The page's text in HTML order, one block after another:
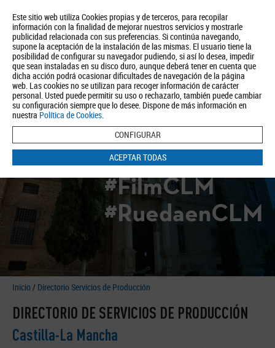
Este sitio web utiliza Cookies propias y de terceros, para recopilar
información con la finalidad de mejorar nuestros servicios y mostrarle
publicidad relacionada con sus preferencias. Si continúa navegando,
supone la aceptación de la instalación de las mismas. El usuario tiene la
posibilidad de configurar su navegador pudiendo, si así lo desea, impedir
que sean instaladas en su disco duro, aunque deberá tener en cuenta que
dicha acción podrá ocasionar dificultades de navegación de la página
web. Las cookies no se utilizan para recoger información de carácter
personal. Usted puede permitir su uso o rechazarlo, también puede cambiar
su configuración siempre que lo desee. Dispone de más información en
nuestra Política de Cookies.
CONFIGURAR
ACEPTAR TODAS
Quiénes somos Turismo Política de Privacidad Aviso Legal
Política de Cookies
BUSCAR
#FilmCLM
#RuedaenCLM
Inicio / Directorio Servicios de Producción
DIRECTORIO DE SERVICIOS DE PRODUCCIÓN
Castilla-La Mancha